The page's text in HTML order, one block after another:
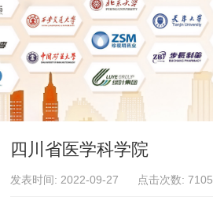
四川省医学科学院
发表时间: 2022-09-27 点击次数: 7105